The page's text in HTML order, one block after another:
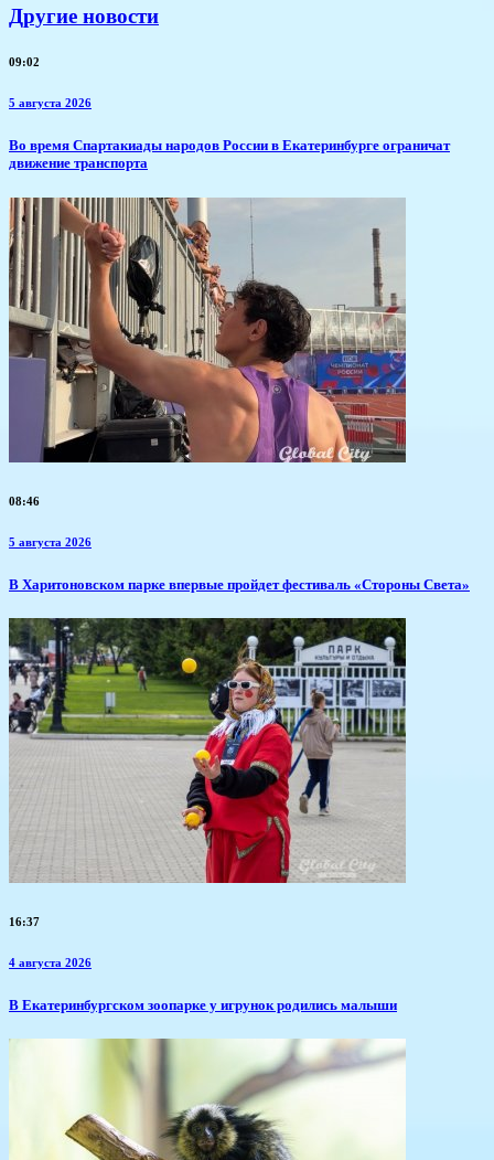
Другие новости
09:02
5 августа 2026
​Во время Спартакиады народов России в Екатеринбурге ограничат
движение транспорта
08:46
5 августа 2026
В Харитоновском парке впервые пройдет фестиваль «Стороны Света»
16:37
4 августа 2026
​В Екатеринбургском зоопарке у игрунок родились малыши